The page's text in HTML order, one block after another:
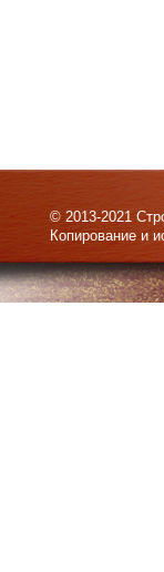
© 2013-2021
Копирование и